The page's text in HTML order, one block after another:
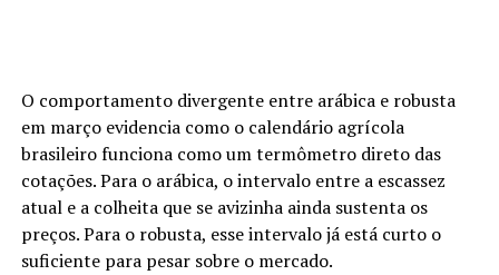
O comportamento divergente entre arábica e robusta
em março evidencia como o calendário agrícola
brasileiro funciona como um termômetro direto das
cotações. Para o arábica, o intervalo entre a escassez
atual e a colheita que se avizinha ainda sustenta os
preços. Para o robusta, esse intervalo já está curto o
suficiente para pesar sobre o mercado.